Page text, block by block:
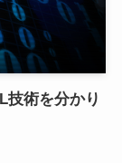
技術を分かり